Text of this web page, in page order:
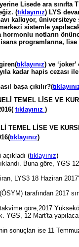
Lisede ara sınıfta
(tıklayınız) LYS
kalkıyor, üniversiteye
sistemle
hormonlu notların
programlarına,
tıklayınız) ve
kadar hapis cezası ile
başa çıkılır?(
TEMEL LİSE VE
tıklayınız )
TEMEL LİSE VE
tıklayınız)
(tıklayınız)
Buna göre, YGS
LYS3 18 Haziran
tarafından 2017
göre,2017
YGS, 12 Mart'ta
sonuçları ise 11